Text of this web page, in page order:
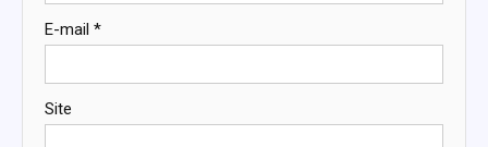
E-mail *
Site